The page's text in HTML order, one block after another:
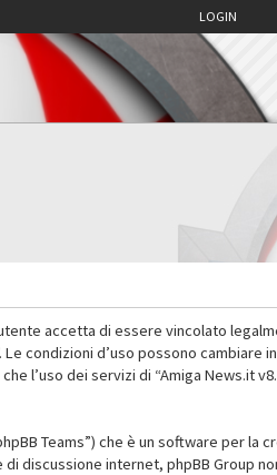
LOGIN
accetta di essere vincolato
condizioni d’uso possono cambiare
l’uso dei servizi di “Amiga News.it
Teams”) che è un software per
di discussione internet, phpBB Group